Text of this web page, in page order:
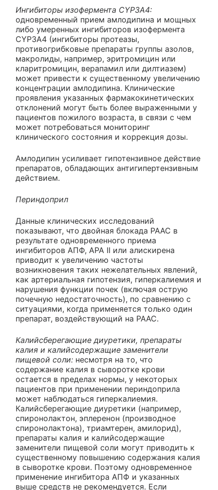
Ингибиторы изофермента CYP3A4:
одновременный прием амлодипина и мощных
либо умеренных ингибиторов изофермента
CYP3A4 (ингибиторы протеазы,
противогрибковые препараты группы азолов,
макролиды, например, эритромицин или
кларитромицин, верапамил или дилтиазем)
может привести к существенному увеличению
концентрации амлодипина. Клинические
проявления указанных фармакокинетических
отклонений могут быть более выраженными у
пациентов пожилого возраста, в связи с чем
может потребоваться мониторинг
клинического состояния и коррекция дозы.
Амлодипин усиливает гипотензивное действие
препаратов, обладающих антигипертензивным
действием.
Периндоприл
Данные клинических исследований
показывают, что двойная блокада РААС в
результате одновременного приема
ингибиторов АПФ, АРА II или алискирена
приводит к увеличению частоты
возникновения таких нежелательных явлений,
как артериальная гипотензия, гиперкалиемия и
нарушения функции почек (включая острую
почечную недостаточность), по сравнению с
ситуациями, когда применяется только один
препарат, воздействующий на РААС.
Калийсберегающие диуретики, препараты
калия и калийсодержащие заменители
пищевой соли: несмотря на то, что
содержание калия в сыворотке крови
остается в пределах нормы, у некоторых
пациентов при применении периндоприла
может наблюдаться гиперкалиемия.
Калийсберегающие диуретики (например,
спиронолактон, эплеренон (производное
спиронолактона), триамтерен, амилорид),
препараты калия и калийсодержащие
заменители пищевой соли могут приводить к
существенному повышению содержания калия
в сыворотке крови. Поэтому одновременное
применение ингибитора АПФ и указанных
выше средств не рекомендуется. Если